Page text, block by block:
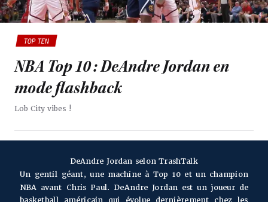
TOP TEN
NBA Top 10 : DeAndre Jordan en
mode flashback
Lob City vibes !
DeAndre Jordan selon TrashTalk
Un gentil géant, une machine à Top 10 et un champion
NBA avant Chris Paul. DeAndre Jordan est un joueur de
basketball américain qui évolue dernièrement chez les